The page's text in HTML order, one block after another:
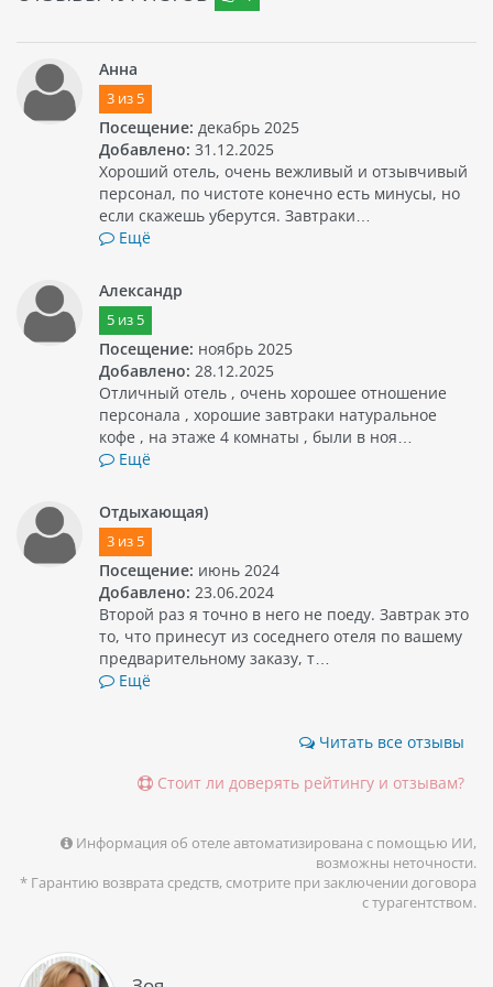
Анна
3из 5
Посещение: декабрь 2025
Добавлено: 31.12.2025
Хороший отель, очень вежливый и отзывчивый
персонал, по чистоте конечно есть минусы, но
если скажешь уберутся. Завтраки…
Ещё
Александр
5из 5
Посещение: ноябрь 2025
Добавлено: 28.12.2025
Отличный отель , очень хорошее отношение
персонала , хорошие завтраки натуральное
кофе , на этаже 4 комнаты , были в ноя…
Ещё
Отдыхающая)
3из 5
Посещение: июнь 2024
Добавлено: 23.06.2024
Второй раз я точно в него не поеду. Завтрак это
то, что принесут из соседнего отеля по вашему
предварительному заказу, т…
Ещё
Читать все отзывы
Стоит ли доверять рейтингу и отзывам?
Информация об отеле автоматизирована с помощью ИИ,
возможны неточности.
* Гарантию возврата средств, смотрите при заключении договора
с турагентством.